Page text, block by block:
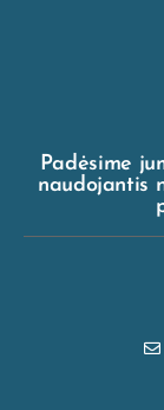
Padėsime
naudojantis